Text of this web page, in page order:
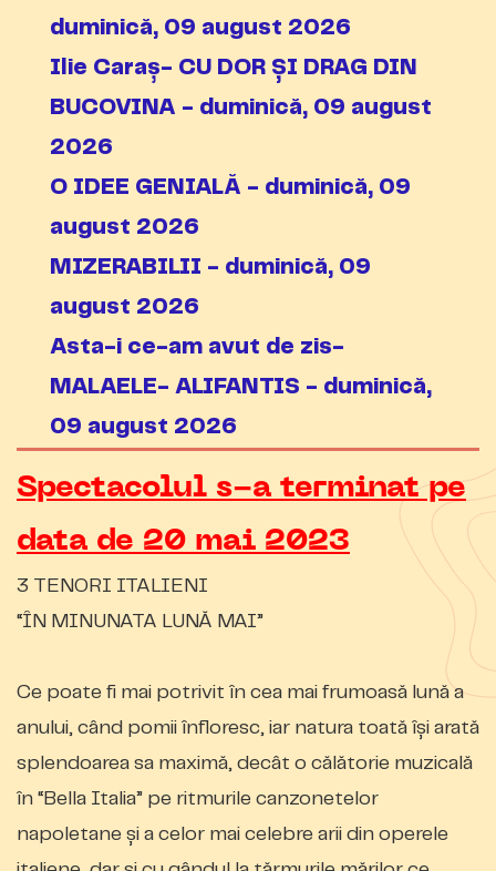
duminică, 09 august 2026
Ilie Caraș- CU DOR ȘI DRAG DIN
BUCOVINA - duminică, 09 august
2026
O IDEE GENIALĂ - duminică, 09
august 2026
MIZERABILII - duminică, 09
august 2026
Asta-i ce-am avut de zis-
MALAELE- ALIFANTIS - duminică,
09 august 2026
Spectacolul s-a terminat pe
data de 20 mai 2023
3 TENORI ITALIENI
“ÎN MINUNATA LUNĂ MAI”
Ce poate fi mai potrivit în cea mai frumoasă lună a
anului, când pomii înfloresc, iar natura toată își arată
splendoarea sa maximă, decât o călătorie muzical ă
în “Bella Italia” pe ritmurile canzonetelor
napoletane și a celor mai celebre arii din operele